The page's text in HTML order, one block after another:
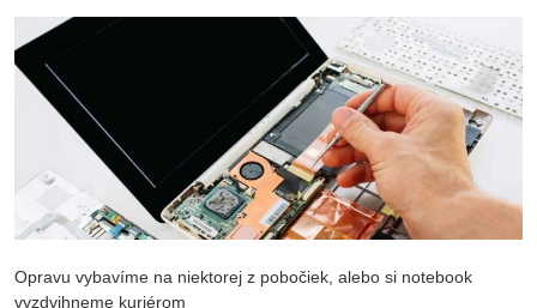
Opravu vybavíme na niektorej z pobočiek, alebo si notebook
vyzdvihneme kuriérom